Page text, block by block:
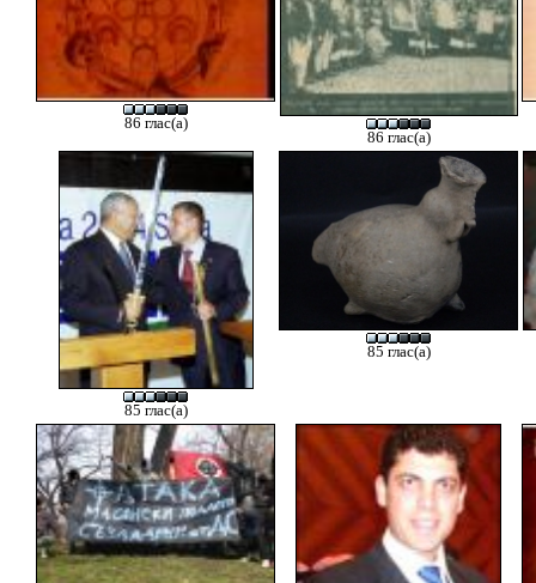
86 глас(а)
86 глас(а)
85 глас(а)
85 глас(а)